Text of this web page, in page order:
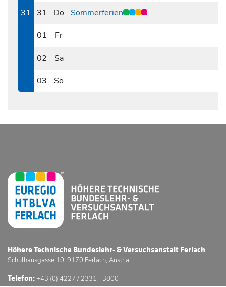
31
31
Do Sommerferien
01
Fr
02
Sa
03
So
Höhere Technische Bundeslehr- & Versuchsanstalt Ferlach
Schulhausgasse 10, 9170 Ferlach, Austria
Telefon:+43 (0) 4227 / 2331 - 3800